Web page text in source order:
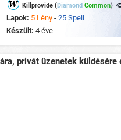
Killprovide (Diamond Common)
Lapok: 5 Lény - 25 Spell
Készült: 4 éve
privát üzenetek